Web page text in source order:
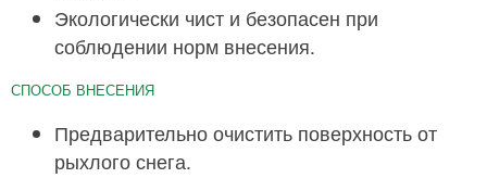
Экологически чист и безопасен при
соблюдении норм внесения.
СПОСОБ ВНЕСЕНИЯ
Предварительно очистить поверхность от
рыхлого снега.